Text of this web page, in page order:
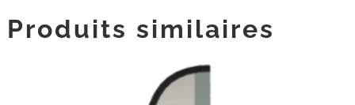
Produits similaires